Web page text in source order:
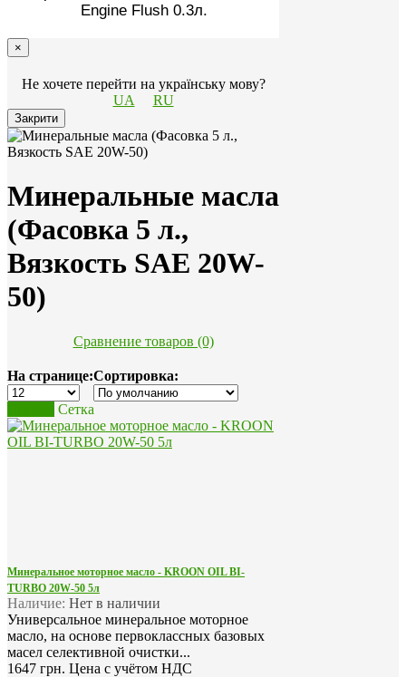
Engine Flush 0.3л.
×
Не хочете перейти на українську мову?
UA
RU
Закрити
Минеральные масла
(Фасовка 5 л.,
Вязкость SAE 20W-
50)
Сравнение товаров (0)
На странице:Сортировка:
Сетка
Минеральное моторное масло - KROON OIL BI-
TURBO 20W-50 5л
Наличие: Нет в наличии
Универсальное минеральное моторное
масло, на основе первоклассных базовых
масел селективной очистки...
1647 грн. Цена с учётом НДС